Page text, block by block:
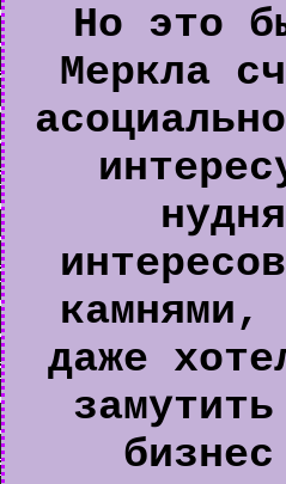
Но это
Меркла
камнями,
даже